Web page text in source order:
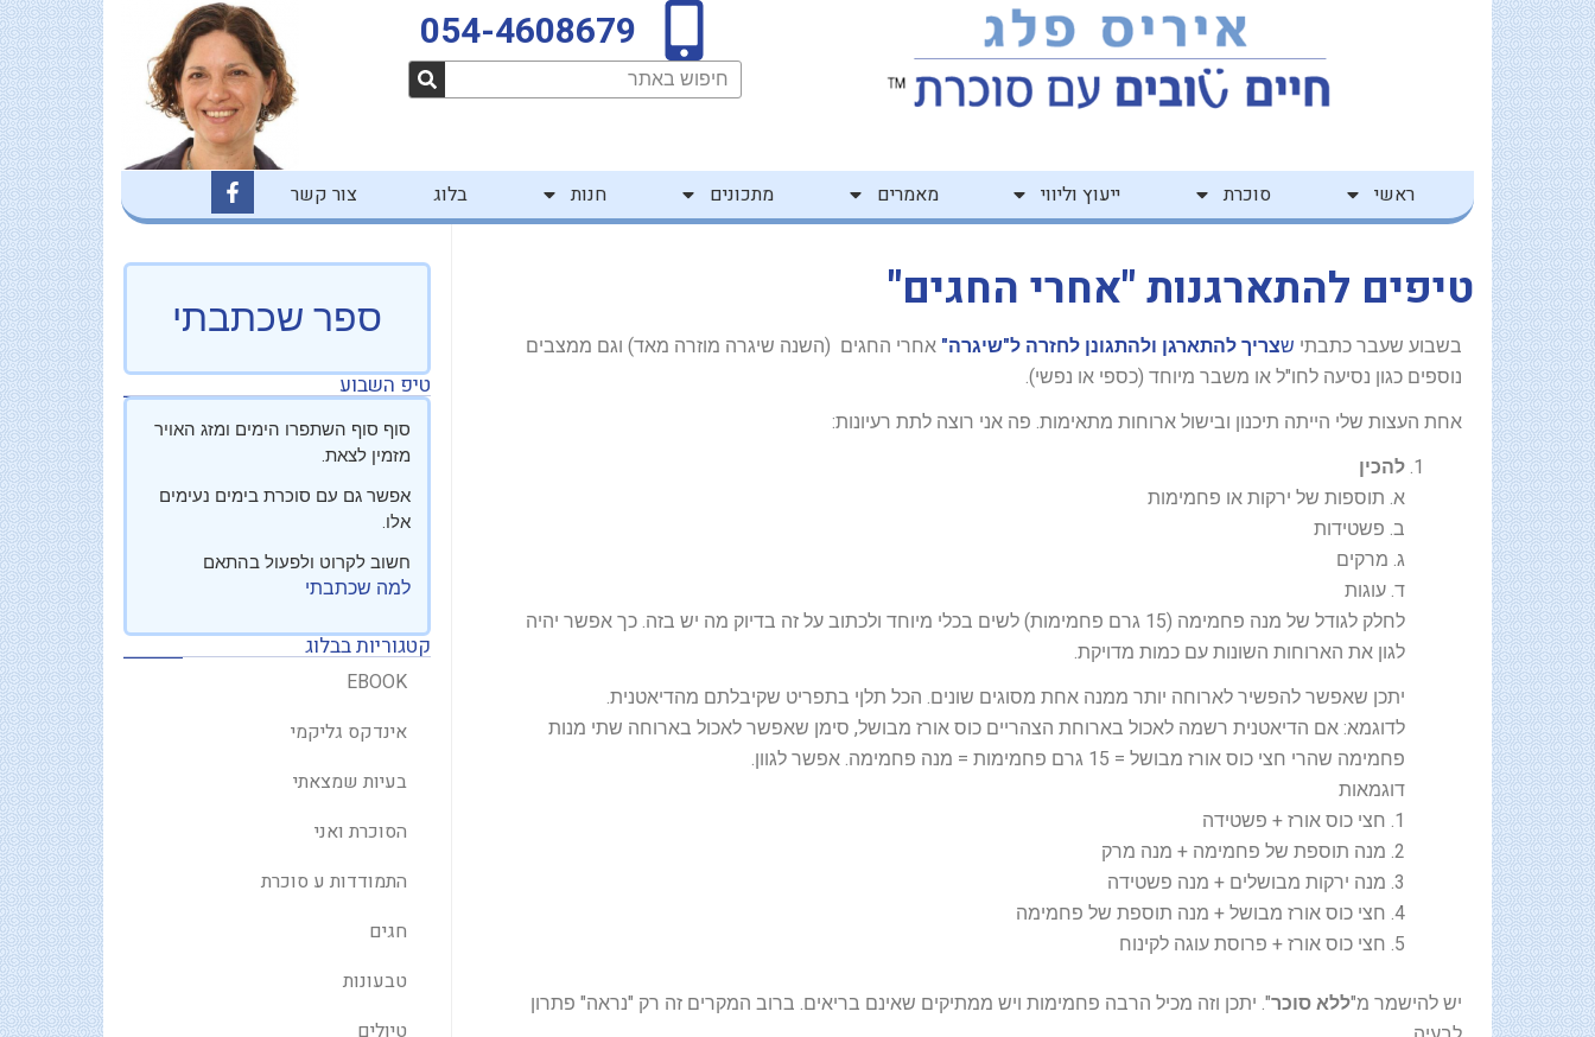
לתוכן
דילוג
לתוכן
054-4608679
חיפוש
ראשי סוכרת ייעוץ וליווי מאמרים מתכונים חנות בלוג צור קשר
c
b
o
k
f
טיפים להתארגנות "אחרי החגים"
בשבוע שעבר כתבתי שצריך להתארגן ולהתגונן לחזרה ל"שיגרה" אחרי החגים (השנה שיגרה מוזרה מאד) וגם ממצבים
נוספים כגון נסיעה לחו"ל או משבר מיוחד (כספי או נפשי).
אחת העצות שלי הייתה תיכנון ובישול ארוחות מתאימות. פה אני רוצה לתת רעיונות:
להכין
א. תוספות של ירקות או פחמימות
ב. פשטידות
ג. מרקים
ד. עוגות
לחלק לגודל של מנה פחמימה (15 גרם פחמימות) לשים בכלי מיוחד ולכתוב על זה בדיוק מה יש בזה. כך אפשר יהיה
לגון את הארוחות השונות עם כמות מדויקת.
יתכן שאפשר להפשיר לארוחה יותר ממנה אחת מסוגים שונים. הכל תלןי בתפריט שקיבלתם מהדיאטנית.
לדוגמא: אם הדיאטנית רשמה לאכול בארוחת הצהריים כוס אורז מבושל, סימן שאפשר לאכול בארוחה שתי מנות
פחמימה שהרי חצי כוס אורז מבושל = 15 גרם פחמימות = מנה פחמימה. אפשר לגוון.
דוגמאות
1. חצי כוס אורז + פשטידה
2. מנה תוספת של פחמימה + מנה מרק
3. מנה ירקות מבושלים + מנה פשטידה
4. חצי כוס אורז מבושל + מנה תוספת של פחמימה
5. חצי כוס אורז + פרוסת עוגה לקינוח
יש להישמר מ"ללא סוכר". יתכן וזה מכיל הרבה פחמימות ויש ממתיקים שאינם בריאים. ברוב המקרים זה רק "נראה" פתרון
ספר שכתבתי
טיפ השבוע
סוף סוף השתפרו הימים ומזג האויר
מזמין לצאת.
אפשר גם עם סוכרת בימים נעימים
אלו.
חשוב לקרוט ולפעול בהתאם
למה שכתבתי
קטגוריות בבלוג
EBOOK
אינדקס גליקמי
בעיות שמצאתי
הסוכרת ואני
התמודדות ע סוכרת
חגים
טבעונות
טיולים